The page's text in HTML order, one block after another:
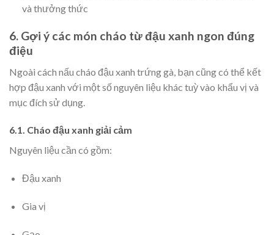
và thưởng thức
6. Gợi ý các món cháo từ đậu xanh ngon đúng
điệu
Ngoài cách nấu cháo đậu xanh trứng gà, bạn cũng có thể kết
hợp đậu xanh với một số nguyên liệu khác tuỳ vào khẩu vị và
mục đích sử dụng.
6.1. Cháo đậu xanh giải cảm
Nguyên liệu cần có gồm:
Đậu xanh
Gia vị